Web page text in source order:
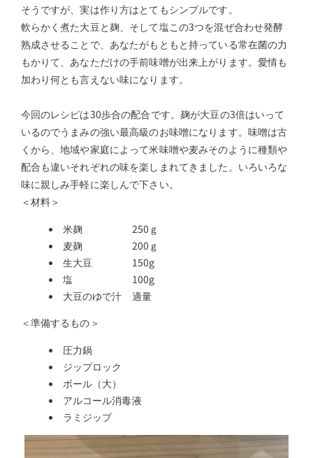
そうですが、実は作り方はとてもシンプルです。
軟らかく煮た大豆と麹、そして塩この3つを混ぜ合わせ発酵
熟成させることで、あなたがもともと持っている常在菌の力
もかりて、あなただけの手前味噌が出来上がります。愛情も
加わり何とも言えない味になります。
今回のレシピは30歩合の配合です。麹が大豆の3倍はいって
いるのでうまみの強い最高級のお味噌になります。味噌は古
くから、地域や家庭によって米味噌や麦みそのように種類や
配合も違いそれぞれの味を楽しまれてきました。いろいろな
味に親しみ手軽に楽しんで下さい。
＜材料＞
米麹 250ｇ
麦麹 200ｇ
生大豆 150g
塩 100g
大豆のゆで汁 適量
＜準備するもの＞
圧力鍋
ジップロック
ボール（大）
アルコール消毒液
ラミジップ